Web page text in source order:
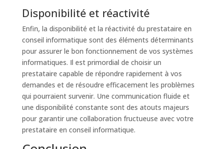
Disponibilité et réactivité
Enfin, la disponibilité et la réactivité du prestataire en
conseil informatique sont des éléments déterminants
pour assurer le bon fonctionnement de vos systèmes
informatiques. Il est primordial de choisir un
prestataire capable de répondre rapidement à vos
demandes et de résoudre efficacement les problèmes
qui pourraient survenir. Une communication fluide et
une disponibilité constante sont des atouts majeurs
pour garantir une collaboration fructueuse avec votre
prestataire en conseil informatique.